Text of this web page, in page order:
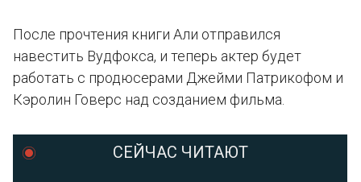
После прочтения книги Али отправился
навестить Вудфокса, и теперь актер будет
работать с продюсерами Джейми Патрикофом и
Кэролин Говерс над созданием фильма.
СЕЙЧАС ЧИТАЮТ